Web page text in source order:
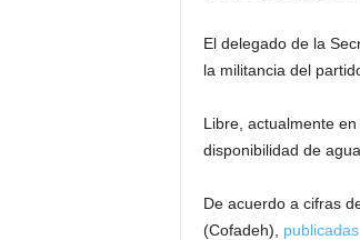
El delegado de la
la militancia del
Libre, actualmente
disponibilidad de
De acuerdo a cifras
(Cofadeh), publicadas